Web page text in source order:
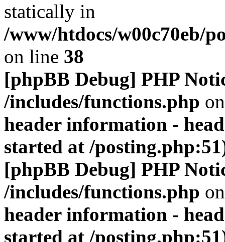
statically in
/www/htdocs/w00c70eb/
on line 38
[phpBB Debug] PHP
/includes/functions.php
header information -
started at /
[phpBB Debug] PHP
/includes/functions.php
header information -
started at /